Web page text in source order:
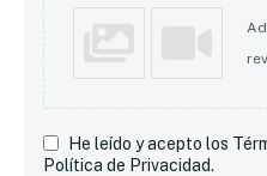
He leído y acepto los
Política de Privacidad.